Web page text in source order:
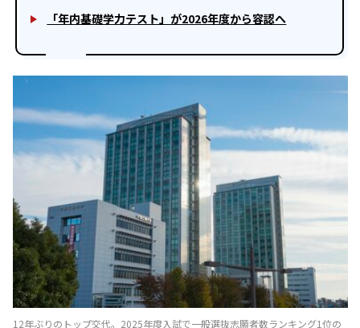
「年内基礎学力テスト」が2026年度から容認へ
12年ぶりのトップ交代。2025年度入試で一般選抜志願者数ランキング1位の